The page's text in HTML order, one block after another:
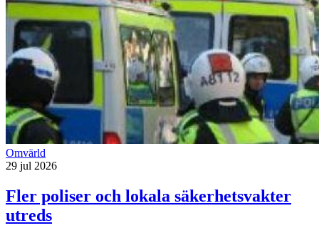
Omvärld
29 jul 2026
Fler poliser och lokala säkerhetsvakter
utreds